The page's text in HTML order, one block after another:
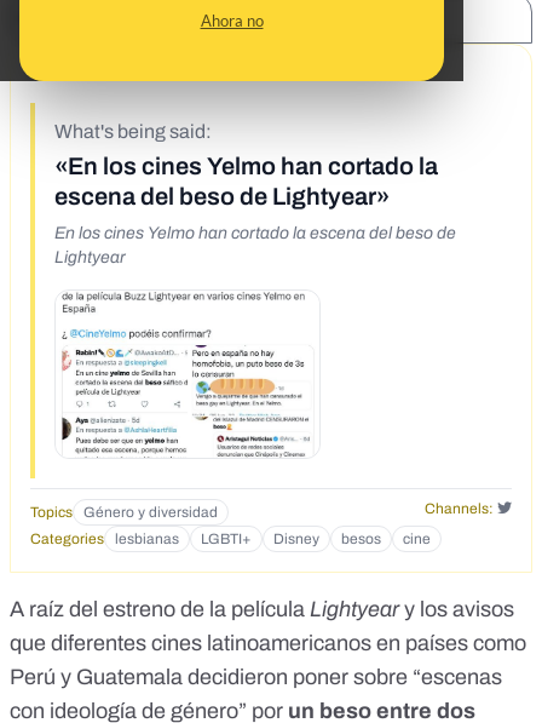
Ahora no
6/30/22
What's being said:
«En los cines Yelmo han cortado la
escena del beso de Lightyear»
En los cines Yelmo han cortado la escena del beso de
Lightyear
Topics Género y diversidad
Channels:
Categories
lesbianas LGBTI+ Disney besos cine
A raíz del estreno de la película Lightyeary los avisos
que diferentes cines latinoamericanos en países como
Perú y Guatemala decidieron poner sobre “escenas
con ideología de género” por un beso entre dos